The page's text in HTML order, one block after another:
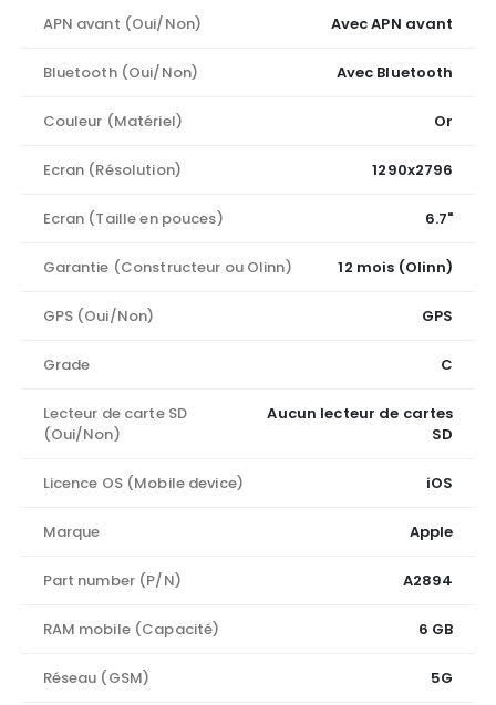
APN avant (Oui/Non) Avec APN avant
Bluetooth (Oui/Non) Avec Bluetooth
Couleur (Matériel) Or
Ecran (Résolution) 1290x2796
Ecran (Taille en pouces) 6.7"
Garantie (Constructeur ou Olinn) 12 mois (Olinn)
GPS (Oui/Non) GPS
Grade C
Lecteur de carte SD
(Oui/Non)
Aucun lecteur de cartes
SD
Licence OS (Mobile device) iOS
Marque Apple
Part number (P/N) A2894
RAM mobile (Capacité) 6 GB
Réseau (GSM) 5G